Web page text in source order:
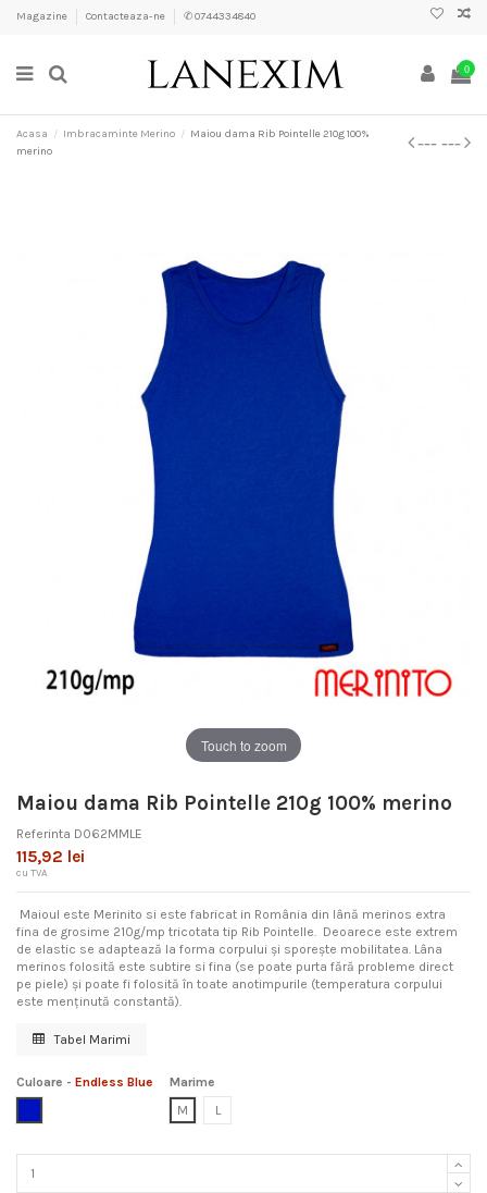
Magazine Contacteaza-ne ✆ 0744334840
0
Acasa Imbracaminte Merino
Maiou dama Rib Pointelle 210g 100%
merino
Touch to zoom
Maiou dama Rib Pointelle 210g 100% merino
Referinta D062MMLE
115,92 lei
cu TVA
Maioul este Merinito si este fabricat in România din lână merinos extra
fina de grosime 210g/mp tricotata tip Rib Pointelle. Deoarece este extrem
de elastic se adaptează la forma corpului și sporește mobilitatea. Lâna
merinos folosită este subtire si fina (se poate purta fără probleme direct
pe piele) și poate fi folosită în toate anotimpurile (temperatura corpului
este menținută constantă).
Tabel Marimi
Culoare - Endless Blue
Marime
M
L